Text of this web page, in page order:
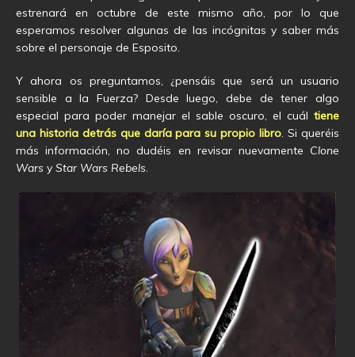
estrenará en octubre de este mismo año, por lo que
esperamos resolver algunas de las incógnitas y saber más
sobre el personaje de Esposito.
Y ahora os preguntamos, ¿pensáis que será un usuario
sensible a la Fuerza? Desde luego, debe de tener algo
especial para poder manejar el sable oscuro, el cuál tiene
una historia detrás que daría para su propio libro. Si queréis
más información, no dudéis en revisar nuevamente Clone
Wars y Star Wars Rebels.